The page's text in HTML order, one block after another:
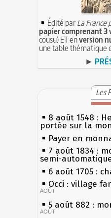
Édité parLa France
papier comprenant 3
cousu) ET enversion
une table thématique
►
Les
8 août 1548 :
portée sur la
Payer en
7 août 1834 :
semi-
6 août 1705 :
Occi : village
AOÛT
5 août 882 :
AOÛT